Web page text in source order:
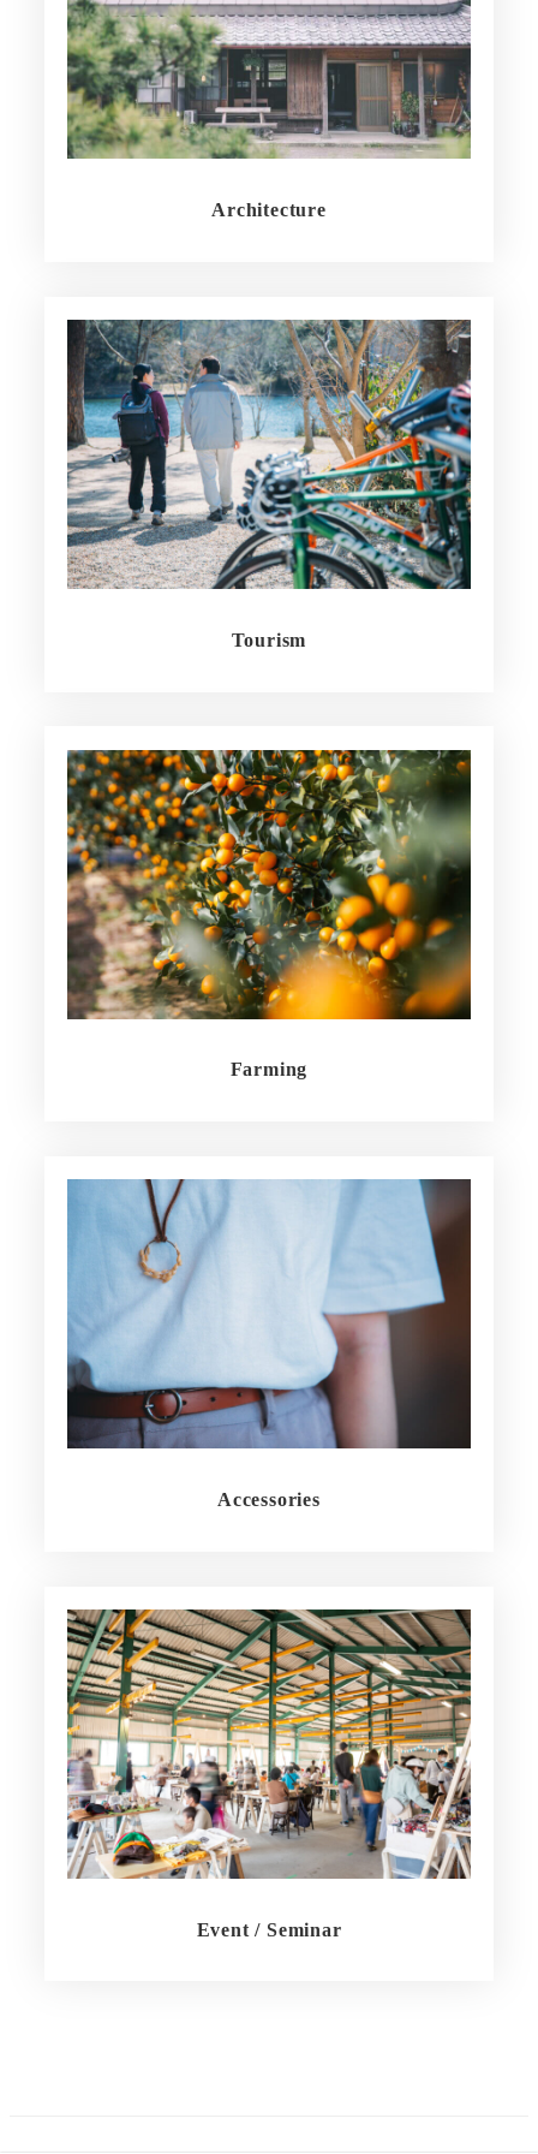
Architecture
Tourism
Farming
Accessories
Event / Seminar